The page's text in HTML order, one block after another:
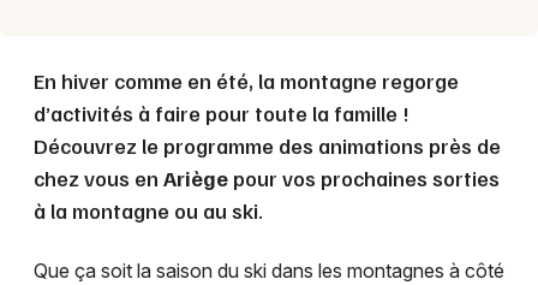
En hiver comme en été, la montagne regorge
d’activités à faire pour toute la famille !
Découvrez le programme des animations près de
chez vous en Ariège pour vos prochaines sorties
à la montagne ou au ski.
Que ça soit la saison du ski dans les montagnes à côté